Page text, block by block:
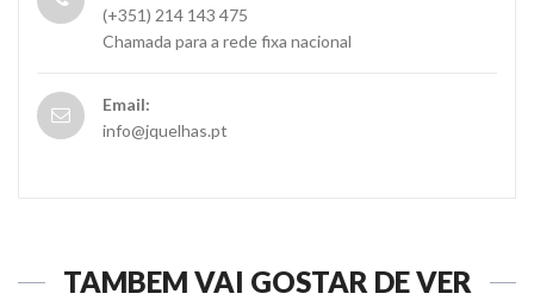
(+351) 214 143 475
Chamada para a rede fixa nacional
Email:
info@jquelhas.pt
TAMBÉM VAI GOSTAR DE VER